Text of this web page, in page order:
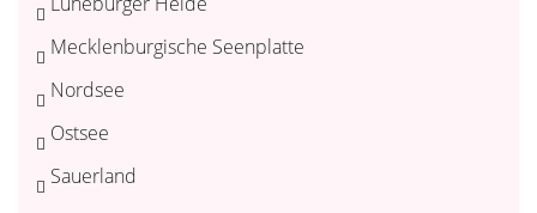
Mecklenburgische Seenplatte
Nordsee
Ostsee
Sauerland